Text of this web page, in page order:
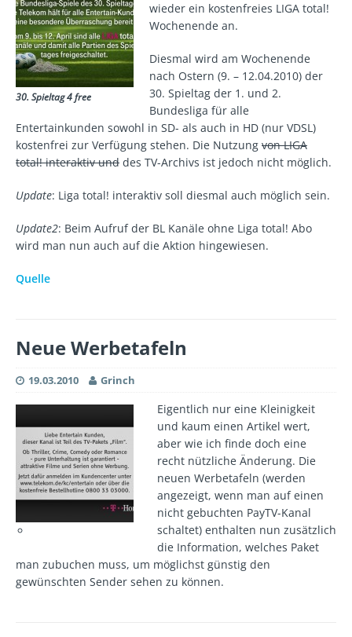
30. Spieltag 4 free
wieder ein kostenfreies LIGA total!
Wochenende an.
Diesmal wird am Wochenende
nach Ostern (9. – 12.04.2010) der
30. Spieltag der 1. und 2.
Bundesliga für alle
Entertainkunden sowohl in SD- als auch in HD (nur VDSL)
kostenfrei zur Verfügung stehen. Die Nutzung von LIGA
total! interaktiv und des TV-Archivs ist jedoch nicht möglich.
Update: Liga total! interaktiv soll diesmal auch möglich sein.
Update2: Beim Aufruf der BL Kanäle ohne Liga total! Abo
wird man nun auch auf die Aktion hingewiesen.
Quelle
Neue Werbetafeln
19.03.2010 Grinch
Eigentlich nur eine Kleinigkeit
und kaum einen Artikel wert,
aber wie ich finde doch eine
recht nützliche Änderung. Die
neuen Werbetafeln (werden
angezeigt, wenn man auf einen
nicht gebuchten PayTV-Kanal
schaltet) enthalten nun zusätzlich
die Information, welches Paket
man zubuchen muss, um möglichst günstig den
gewünschten Sender sehen zu können.